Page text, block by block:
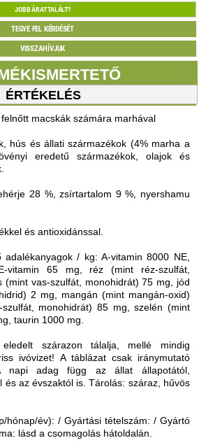
JOBB ÁRAT TALÁLT?
TEGYE FEL KÉRDÉSÉT
VISSZAHÍVJUK
ÉRTÉKELÉS
macskák számára marhával
hús és állati származékok (4% marha a
eredetű származékok, olajok és
28 %, zsírtartalom 9 %, nyershamu
és antioxidánssal.
adalékanyagok / kg: A-vitamin 8000 NE,
vitamin 65 mg, réz (mint réz-szulfát,
(mint vas-szulfát, monohidrát) 75 mg, jód
2 mg, mangán (mint mangán-oxid)
monohidrát) 85 mg, szelén (mint
taurin 1000 mg.
szárazon tálalja, mellé mindig
ivóvizet! A táblázat csak iránymutató
napi adag függ az állat állapotától,
és az évszaktól is. Tárolás: száraz, hűvös
hónap/év): / Gyártási tételszám: / Gyártó
lásd a csomagolás hátoldalán.